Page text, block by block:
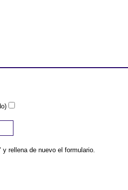
rellena de nuevo el formulario.